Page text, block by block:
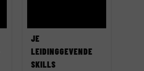
JE
LEIDINGGEVENDE
SKILLS